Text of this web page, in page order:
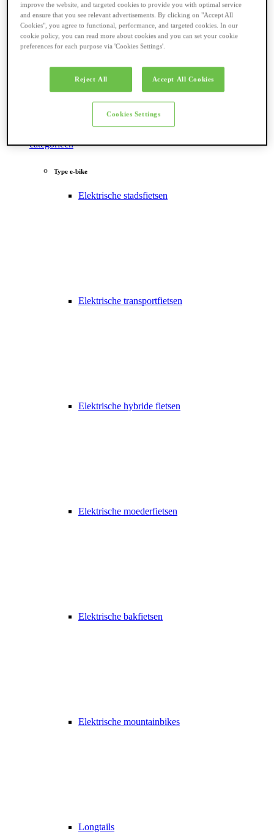
categorieën
Type e-bike
Elektrische stadsfietsen
Elektrische transportfietsen
Elektrische hybride fietsen
Elektrische moederfietsen
Elektrische bakfietsen
Elektrische mountainbikes
Longtails
improve the website, and targeted cookies to provide you with optimal service
and ensure that you see relevant advertisements. By clicking on "Accept All
Cookies", you agree to functional, performance, and targeted cookies. In our
cookie policy, you can read more about cookies and you can set your cookie
preferences for each purpose via 'Cookies Settings'.
Reject All Accept All Cookies
Cookies Settings